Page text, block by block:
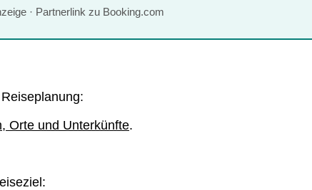
· Partnerlink zu Booking.com
Orte und Unterkünfte.